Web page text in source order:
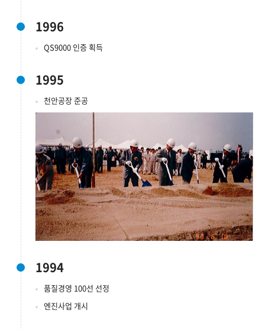
1996
QS9000 인증 획득
1995
천안공장 준공
1994
품질경영 100선 선정
엔진사업 개시